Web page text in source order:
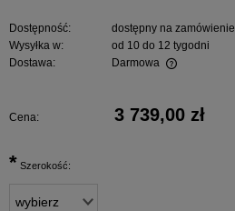
Dostępność:
dostępny na zamówienie
Wysyłka w:
od 10 do 12 tygodni
Dostawa:
Darmowa
Cena: 3 739,00 zł
* Szerokość: